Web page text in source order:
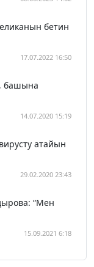
бетин
17.07.2022 16:50
башына
14.07.2020 15:19
атайын
29.02.2020 23:43
“Мен
15.09.2021 6:18